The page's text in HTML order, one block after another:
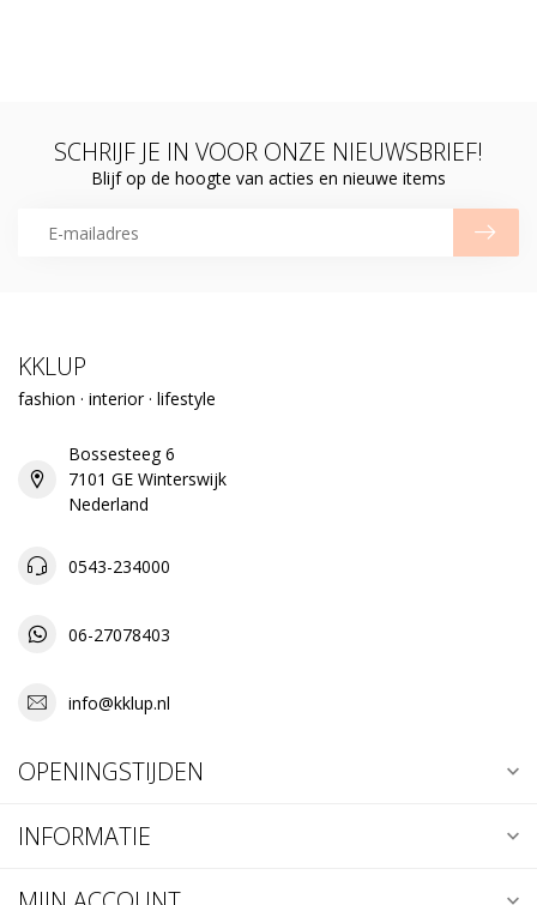
SCHRIJF JE IN VOOR ONZE NIEUWSBRIEF!
Blijf op de hoogte van acties en nieuwe items
KKLUP
fashion · interior · lifestyle
Bossesteeg 6
7101 GE Winterswijk
Nederland
0543-234000
06-27078403
info@kklup.nl
OPENINGSTIJDEN
INFORMATIE